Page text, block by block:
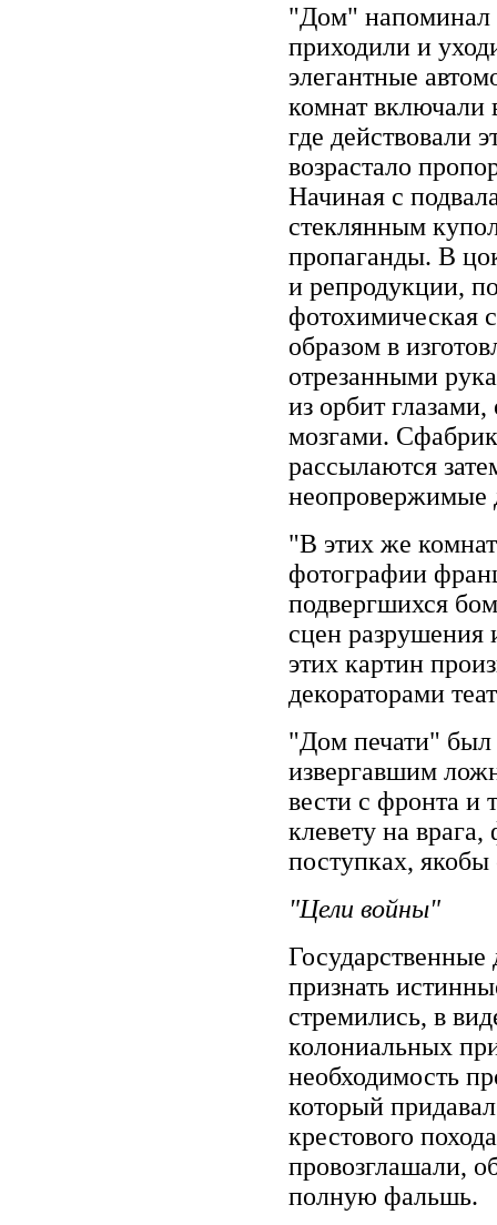
"Дом"
приходили и
элегантные
комнат включали
где действовали
возрастало
Начиная с
стеклянным
пропаганды. В
и репродукции,
фотохимическая
образом в
отрезанными
из орбит
мозгами.
рассылаются
неопровержимые
"В этих же
фотографии
подвергшихся
сцен разрушения
этих картин
декораторами
"Дом печати" был
извергавшим
вести с фронта
клевету на
поступках,
"Цели войны"
Государственные
признать
стремились, в
колониальных
необходимость
который
крестового
провозглашали,
полную фальшь.